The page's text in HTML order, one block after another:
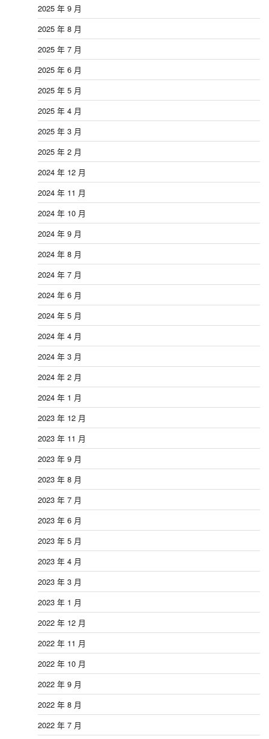
2025 年 9 月
2025 年 8 月
2025 年 7 月
2025 年 6 月
2025 年 5 月
2025 年 4 月
2025 年 3 月
2025 年 2 月
2024 年 12 月
2024 年 11 月
2024 年 10 月
2024 年 9 月
2024 年 8 月
2024 年 7 月
2024 年 6 月
2024 年 5 月
2024 年 4 月
2024 年 3 月
2024 年 2 月
2024 年 1 月
2023 年 12 月
2023 年 11 月
2023 年 9 月
2023 年 8 月
2023 年 7 月
2023 年 6 月
2023 年 5 月
2023 年 4 月
2023 年 3 月
2023 年 1 月
2022 年 12 月
2022 年 11 月
2022 年 10 月
2022 年 9 月
2022 年 8 月
2022 年 7 月